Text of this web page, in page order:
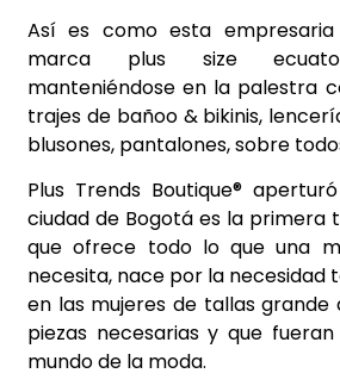
Así es como esta
marca plus size
manteniéndose en la palestra
trajes de bañoo & bikinis,
blusones, pantalones, sobre
Plus Trends Boutique®
ciudad de Bogotá es la primera
que ofrece todo lo que una
necesita, nace por la necesidad
en las mujeres de tallas
piezas necesarias y que
mundo de la moda.